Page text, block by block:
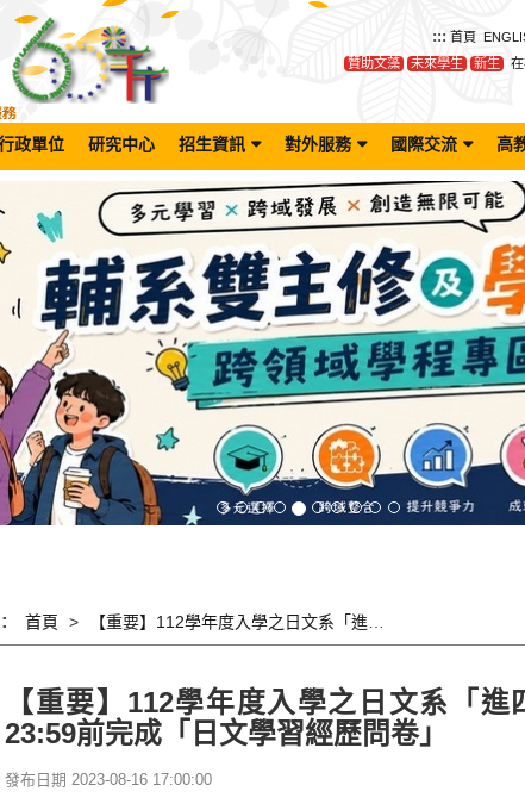
::: 首頁
贊助文藻
未來學生 新生
政單位 研究中心 招生資訊 對外服務 國際交流 高
首頁
【重要】112學年度入學之日文系「
23:59前完成「日文學習經歷問卷」
發布日期 2023-08-16 17:00:00